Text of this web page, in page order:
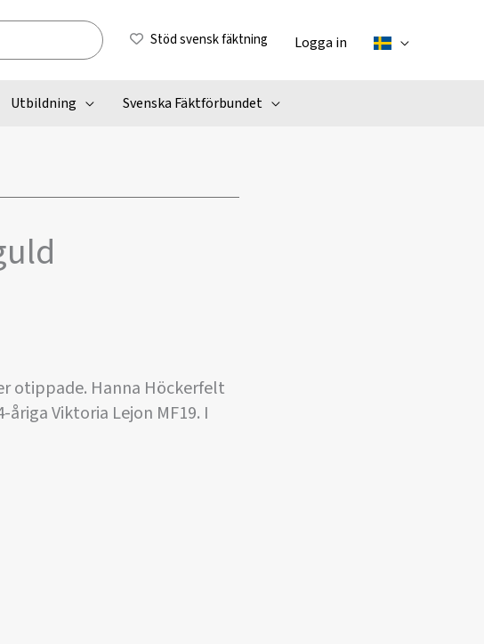
Stöd svensk fäktning Logga in
Utbildning Svenska Fäktförbundet
otippade. Hanna Höckerfelt
Viktoria Lejon MF19. I